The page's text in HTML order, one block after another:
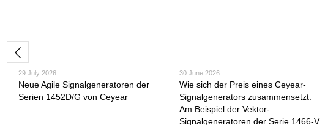
29 July 2026
Neue Agile Signalgeneratoren der
Serien 1452D/G von Ceyear
30 June 2026
Wie sich der Preis eines Ceyear-
Signalgenerators zusammensetzt:
Am Beispiel der Vektor-
Signalgeneratoren der Serie 1466-V